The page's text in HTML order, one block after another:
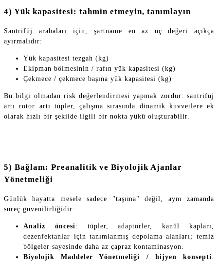
4) Yük kapasitesi: tahmin etmeyin, tanımlayın
Santrifüj arabaları için, şartname en az üç değeri açıkça
ayırmalıdır:
Yük kapasitesi tezgah (kg)
Ekipman bölmesinin / rafın yük kapasitesi (kg)
Çekmece / çekmece başına yük kapasitesi (kg)
Bu bilgi olmadan risk değerlendirmesi yapmak zordur: santrifüj
artı rotor artı tüpler, çalışma sırasında dinamik kuvvetlere ek
olarak hızlı bir şekilde ilgili bir nokta yükü oluşturabilir.
5) Bağlam: Preanalitik ve Biyolojik Ajanlar
Yönetmeliği
Günlük hayatta mesele sadece "taşıma" değil, aynı zamanda
süreç güvenilirliğidir:
Analiz öncesi: tüpler, adaptörler, kanül kapları,
dezenfektanlar için tanımlanmış depolama alanları; temiz
bölgeler sayesinde daha az çapraz kontaminasyon.
Biyolojik Maddeler Yönetmeliği / hijyen konsepti: